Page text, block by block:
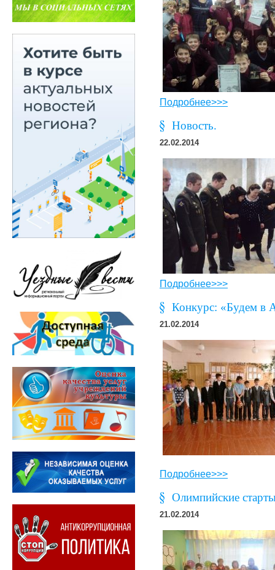
Подробнее>>>
Новость.
22.02.2014
Подробнее>>>
Конкурс: «Будем в
21.02.2014
Подробнее>>>
Олимпийские
21.02.2014